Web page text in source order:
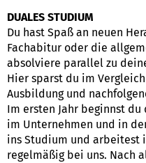
DUALES STUDIUM
Du hast Spaß an neuen
Fachabitur oder die
absolviere parallel zu
Hier sparst du im
Ausbildung und
Im ersten Jahr beginnst
im Unternehmen und in
ins Studium und arbeitest
regelmäßig bei uns. Nach